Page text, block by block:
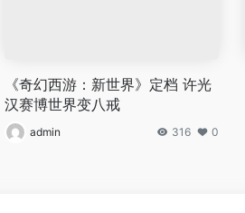
《奇幻西游：新世界》定档 许光
汉赛博世界变八戒
admin 316 0